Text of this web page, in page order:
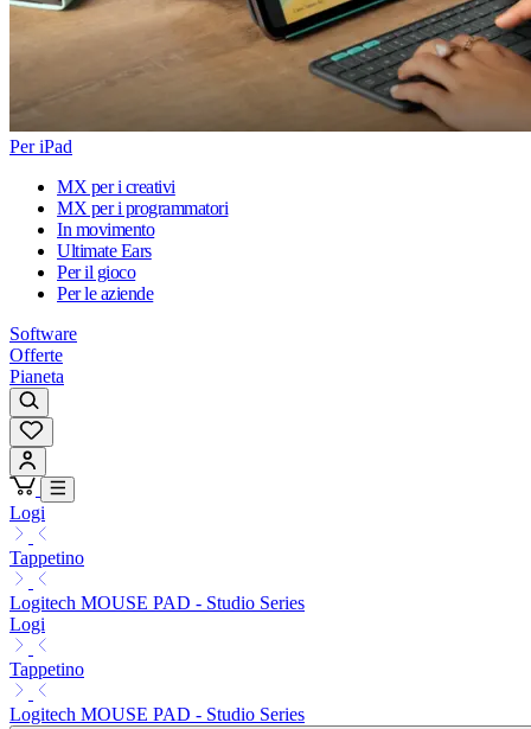
Per iPad
MX per i creativi
MX per i programmatori
In movimento
Ultimate Ears
Per il gioco
Per le aziende
Software
Offerte
Pianeta
Logi
Tappetino
Logitech MOUSE PAD - Studio Series
Logi
Tappetino
Logitech MOUSE PAD - Studio Series